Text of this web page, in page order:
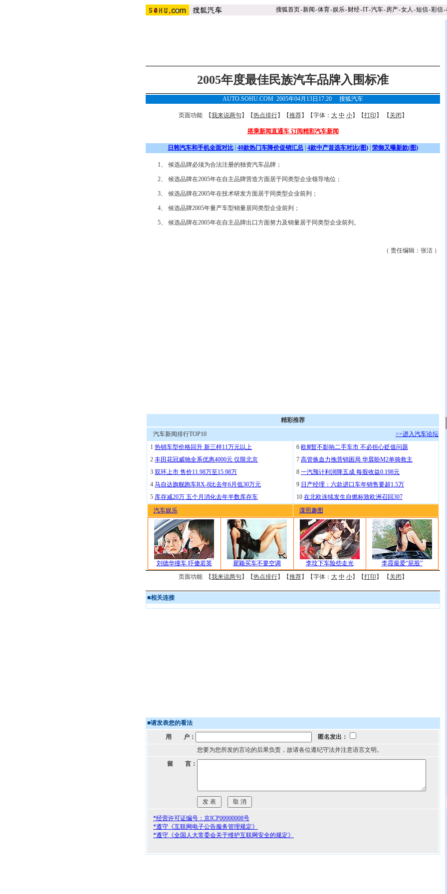
搜狐首页-新闻-体育-娱乐-财经-IT-汽车-房产-女人 -短信-彩信-
2005年度最佳民族汽车品牌入围标准
AUTO.SOHU.COM 2005年04月13日17:20 搜狐汽车
页面功能 【我来说两句 】【热点排行】【推荐】【字体： 大 中 小】【打印 】 【 关闭 】
搭乘新闻直通车 订阅精彩汽车新闻
日韩汽车和手机全面对比 40款热门车降价促销汇总 4款中产首选车对比(图) 荣御又曝新款(图)
1、 候选品牌必须为合法注册的独资汽车品牌；
2、 候选品牌在2005年在自主品牌营造方面居于同类型企业领导地位；
3、 候选品牌在2005年在技术研发方面居于同类型企业前列；
4、 候选品牌2005年量产车型销量居同类型企业前列；
5、 候选品牌在2005年在自主品牌出口方面努力及销量居于同类型企业前列。
（ 责任编辑：张洁 ）
精彩推荐
汽车新闻排行TOP10
>>进入汽车论坛
1 热销车型价格回升 新三样11万元以上
2 丰田花冠威驰全系优惠4000元 仅限北京
3 双环上市 售价11.98万至15.98万
4 马自达旗舰跑车RX-8比去年6月低30万元
5 库存减20万 五个月消化去年半数库存车
6 欧Ⅲ暂不影响二手车市 不必担心贬值问题
7 高管换血力挽营销困局 华晨盼M2单骑救主
8 一汽预计利润降五成 每股收益0.198元
9 日产经理：六款进口车年销售要超1.5万
10 在北欧连续发生自燃标致欧洲召回307
汽车娱乐
谍照趣图
刘德华撞车 吓傻若英 瞿颖买车不要空调 李玟下车险些走光
李霞最爱“屁股”
页面功能 【我来说两句 】【热点排行】【推荐】【字体： 大 中 小】【打印 】 【 关闭 】
■相关连接
■请发表您的看法
用 户：
匿名发出：
您要为您所发的言论的后果负责，故请各位遵纪守法并注意语言文明。
留 言：
*经营许可证编号：京ICP00000008号
*遵守《互联网电子公告服务管理规定》
*遵守《全国人大常委会关于维护互联网安全的规定》